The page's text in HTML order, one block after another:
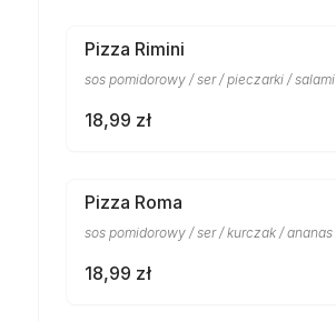
Pizza Rimini
sos pomidorowy / ser / pieczarki / salami
18,99 zł
Pizza Roma
sos pomidorowy / ser / kurczak / ananas
18,99 zł